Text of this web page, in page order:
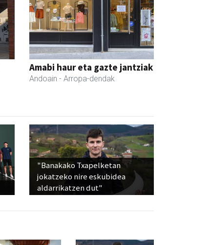
Amabi haur eta gazte jantziak
Andoain - Arropa-dendak
"Banakako Txapelketan
jokatzeko nire eskubidea
aldarrikatzen dut"